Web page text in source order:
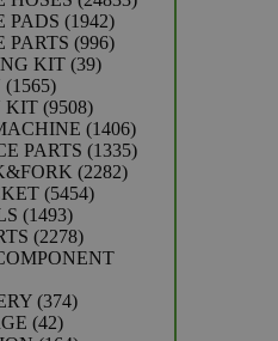
PADS 19421942
producten
PARTS 996996
KIT 3939
15651565
producten
KIT 95089508
producten
14061406
producten
PARTS 13351335
22822282
54545454
14931493
producten
22782278
producten
374374
4242